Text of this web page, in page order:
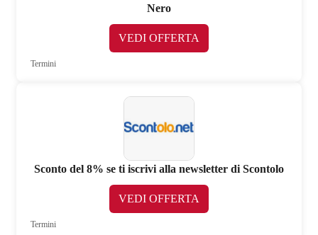
Nero
VEDI OFFERTA
Termini
Sconto del 8% se ti iscrivi alla newsletter di Scontolo
VEDI OFFERTA
Termini